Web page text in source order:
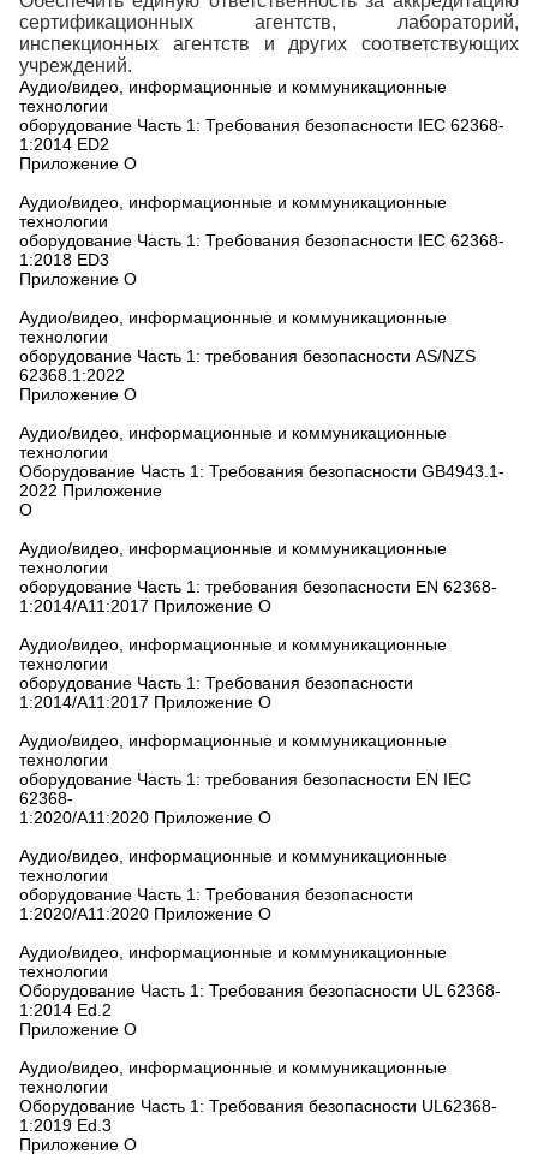
сертификационных агентств, лабораторий,
инспекционных агентств и других соответствующих
учреждений.
Аудио/видео, информационные и коммуникационные
технологии
оборудование Часть 1: Требования безопасности IEC 62368-
1:2014 ED2
Приложение O
Аудио/видео, информационные и коммуникационные
технологии
оборудование Часть 1: Требования безопасности IEC 62368-
1:2018 ED3
Приложение O
Аудио/видео, информационные и коммуникационные
технологии
оборудование Часть 1: требования безопасности AS/NZS
62368.1:2022
Приложение O
Аудио/видео, информационные и коммуникационные
технологии
Оборудование Часть 1: Требования безопасности GB4943.1-
2022 Приложение
О
Аудио/видео, информационные и коммуникационные
технологии
оборудование Часть 1: требования безопасности EN 62368-
1:2014/A11:2017 Приложение О
Аудио/видео, информационные и коммуникационные
технологии
оборудование Часть 1: Требования безопасности
1:2014/A11:2017 Приложение О
Аудио/видео, информационные и коммуникационные
технологии
оборудование Часть 1: требования безопасности EN IEC
62368-
1:2020/A11:2020 Приложение O
Аудио/видео, информационные и коммуникационные
технологии
оборудование Часть 1: Требования безопасности
1:2020/A11:2020 Приложение O
Аудио/видео, информационные и коммуникационные
технологии
Оборудование Часть 1: Требования безопасности UL 62368-
1:2014 Ed.2
Приложение O
Аудио/видео, информационные и коммуникационные
технологии
Оборудование Часть 1: Требования безопасности UL62368-
1:2019 Ed.3
Приложение O